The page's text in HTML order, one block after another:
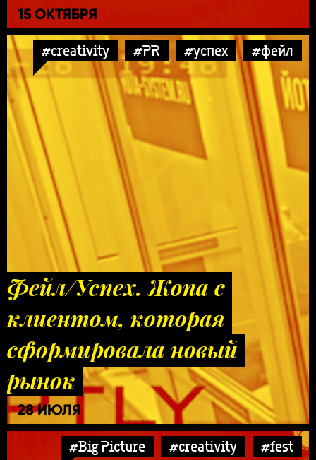
15 ОКТЯБРЯ
#creativity #PR #успех #фейл
Фейл/Успех. Жопа с
клиентом, которая
сформировала новый
рынок
28 ИЮЛЯ
#Big Picture #creativity #fest